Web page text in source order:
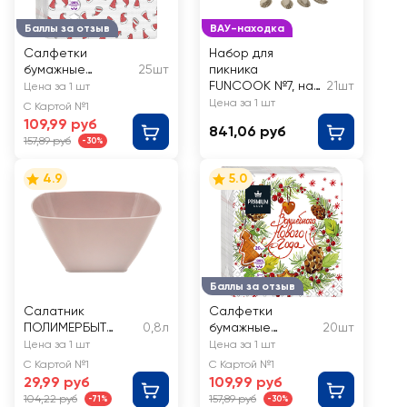
Баллы за отзыв
Салфетки
бумажные
PREMIUM CLUB
PuchSoft Зима
пришла 2-слоя,
33х33см
25шт
Цена за 1 шт
С Картой №1
109,99 руб
157,89 руб -30%
ВАУ-находка
Набор для
пикника
FUNCOOK №7, на
4 персоны, Арт.
21шт
Цена за 1 шт
841,06 руб
4.9
Салатник
ПОЛИМЕРБЫТ
малый
квадратный 0.8л
Арт. С350
0,8л
Цена за 1 шт
С Картой №1
29,99 руб
104,22 руб -71%
Баллы за отзыв
5.0
Салфетки
бумажные
PREMIUM CLUB
Снежный 3-слоя,
33х33см
20шт
Цена за 1 шт
С Картой №1
109,99 руб
157,89 руб -30%